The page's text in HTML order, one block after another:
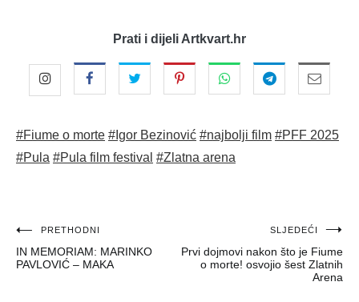
Prati i dijeli Artkvart.hr
#Fiume o morte #Igor Bezinović #najbolji film #PFF 2025
#Pula #Pula film festival #Zlatna arena
Navigacija
objava
PRETHODNI
IN MEMORIAM: MARINKO
PAVLOVIĆ – MAKA
SLJEDEĆI
Prvi dojmovi nakon što je Fiume
o morte! osvojio šest Zlatnih
Arena